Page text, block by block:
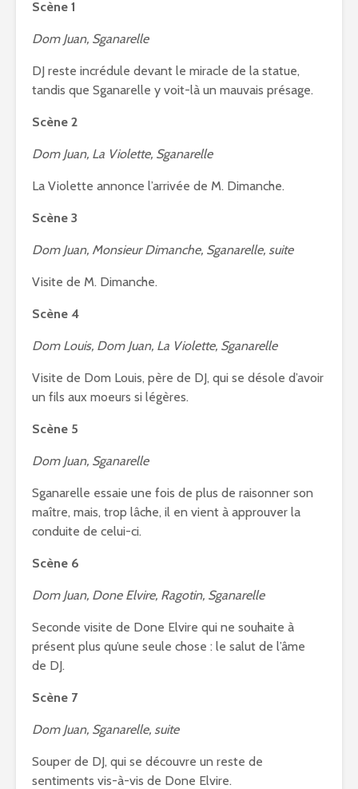
Scène 1
Dom Juan, Sganarelle
DJ reste incrédule devant le miracle de la statue,
tandis que Sganarelle y voit-là un mauvais présage.
Scène 2
Dom Juan, La Violette, Sganarelle
La Violette annonce l’arrivée de M. Dimanche.
Scène 3
Dom Juan, Monsieur Dimanche, Sganarelle, suite
Visite de M. Dimanche.
Scène 4
Dom Louis, Dom Juan, La Violette, Sganarelle
Visite de Dom Louis, père de DJ, qui se désole d’avoir
un fils aux moeurs si légères.
Scène 5
Dom Juan, Sganarelle
Sganarelle essaie une fois de plus de raisonner son
maître, mais, trop lâche, il en vient à approuver la
conduite de celui-ci.
Scène 6
Dom Juan, Done Elvire, Ragotin, Sganarelle
Seconde visite de Done Elvire qui ne souhaite à
présent plus qu’une seule chose : le salut de l’âme
de DJ.
Scène 7
Dom Juan, Sganarelle, suite
Souper de DJ, qui se découvre un reste de
sentiments vis-à-vis de Done Elvire.